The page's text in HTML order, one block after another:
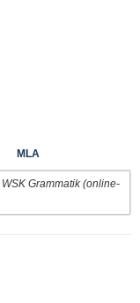
MLA
WSK Grammatik (online-